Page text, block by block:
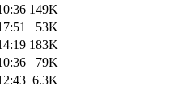
149K
53K
183K
79K
6.3K